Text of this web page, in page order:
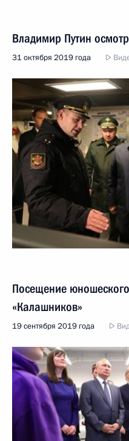
Владимир Путин
31 октября 2019 года
Посещение
«Калашников»
19 сентября 2019 года